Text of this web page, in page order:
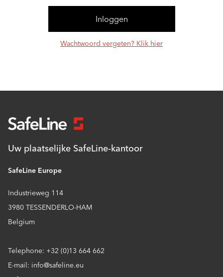
Wachtwoord vergeten? Klik hier
Uw plaatselijke SafeLine-kantoor
SafeLine Europe
Industrieweg 114
3980 TESSENDERLO-HAM
Belgium
Telephone: +32 (0)13 664 662
E-mail: info@safeline.eu